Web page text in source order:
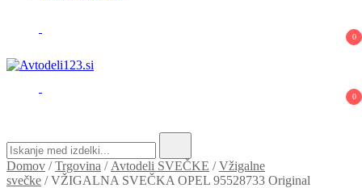
0
Avtodeli123.si
Prodaja rezervnih avtodelov 0
for:
Domov /Trgovina / Avtodeli SVEČKE /Vžigalne
svečke / VŽIGALNA SVEČKA OPEL 95528733 Original